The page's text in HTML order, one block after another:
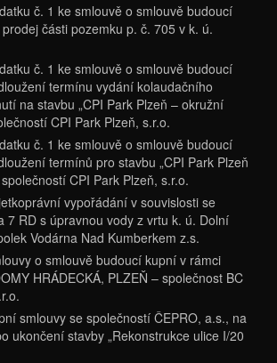
č. 1 ke smlouvě o smlouvě budoucí
části pozemku p. č. 705 v k. ú.
č. 1 ke smlouvě o smlouvě budoucí
termínu vydání kolaudačního
na stavbu „CPI Park Plzeň – okružní
CPI Park Plzeň, s.r.o.
č. 1 ke smlouvě o smlouvě budoucí
termínů pro stavbu „CPI Park Plzeň
CPI Park Plzeň, s.r.o.
vypořádání v souvislosti se
7 RD s úpravnou vody z vrtu k. ú. Dolní
Vodárna Nad Kumberkem z.s.
o smlouvě budoucí kupní v rámci
HRÁDECKÁ, PLZEŇ – společnost BC
smlouvy se společností ČEPRO, a.s., na
ukončení stavby „Rekonstrukce ulice I/20